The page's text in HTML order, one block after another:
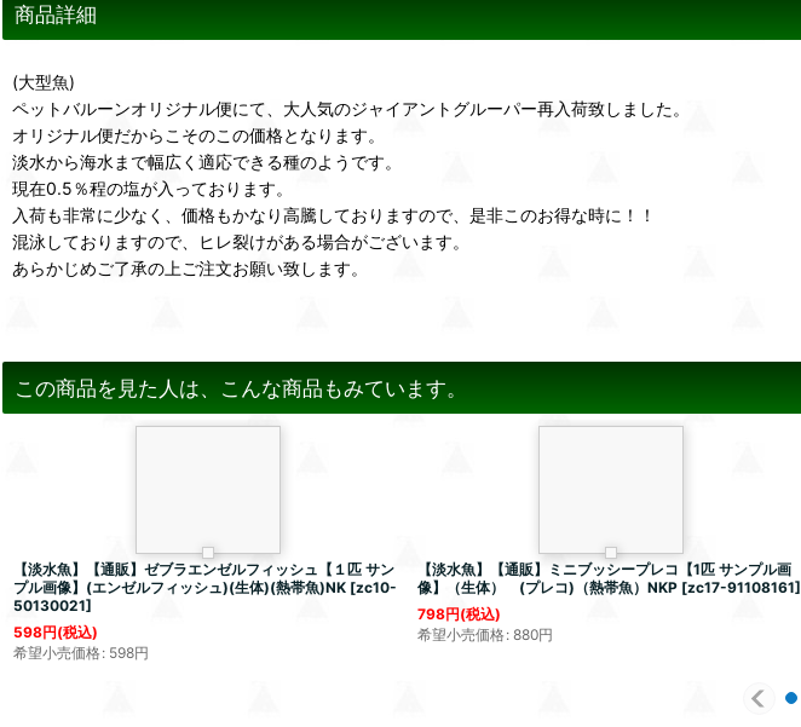
商品詳細
(大型魚)
ペットバルーンオリジナル便にて、大人気のジャイアントグルーパー再入荷致しました。
オリジナル便だからこそのこの価格となります。
淡水から海水まで幅広く適応できる種のようです。
現在0.5％程の塩が入っております。
入荷も非常に少なく、価格もかなり高騰しておりますので、是非このお得な時に！！
混泳しておりますので、ヒレ裂けがある場合がございます。
あらかじめご了承の上ご注文お願い致します。
この商品を見た人は、こんな商品もみています。
【淡水魚】【通販】ゼブラエンゼルフィッシュ【１匹 サン
プル画像】(エンゼルフィッシュ)(生体)(熱帯魚)NK [zc10-
50130021]
598円(税込)
希望小売価格: 598円
【淡水魚】【通販】ミニブッシープレコ【1匹 サンプル画
像】（生体） (プレコ)（熱帯魚）NKP [zc17-91108161]
798円(税込)
希望小売価格: 880円